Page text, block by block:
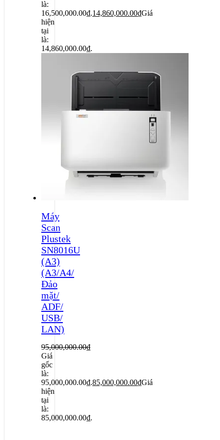
là:
16,500,000.00₫.14,860,000.00₫Giá
hiện
tại
là:
14,860,000.00₫.
Máy
Scan
Plustek
SN8016U
(A3)
(A3/A4/
Đảo
mặt/
ADF/
USB/
LAN)
95,000,000.00₫
Giá
gốc
là:
95,000,000.00₫.85,000,000.00₫Giá
hiện
tại
là:
85,000,000.00₫.